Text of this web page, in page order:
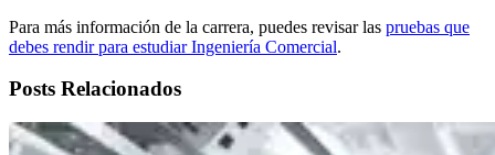
Para más información de la carrera, puedes revisar las pruebas que
debes rendir para estudiar Ingeniería Comercial.
Posts Relacionados